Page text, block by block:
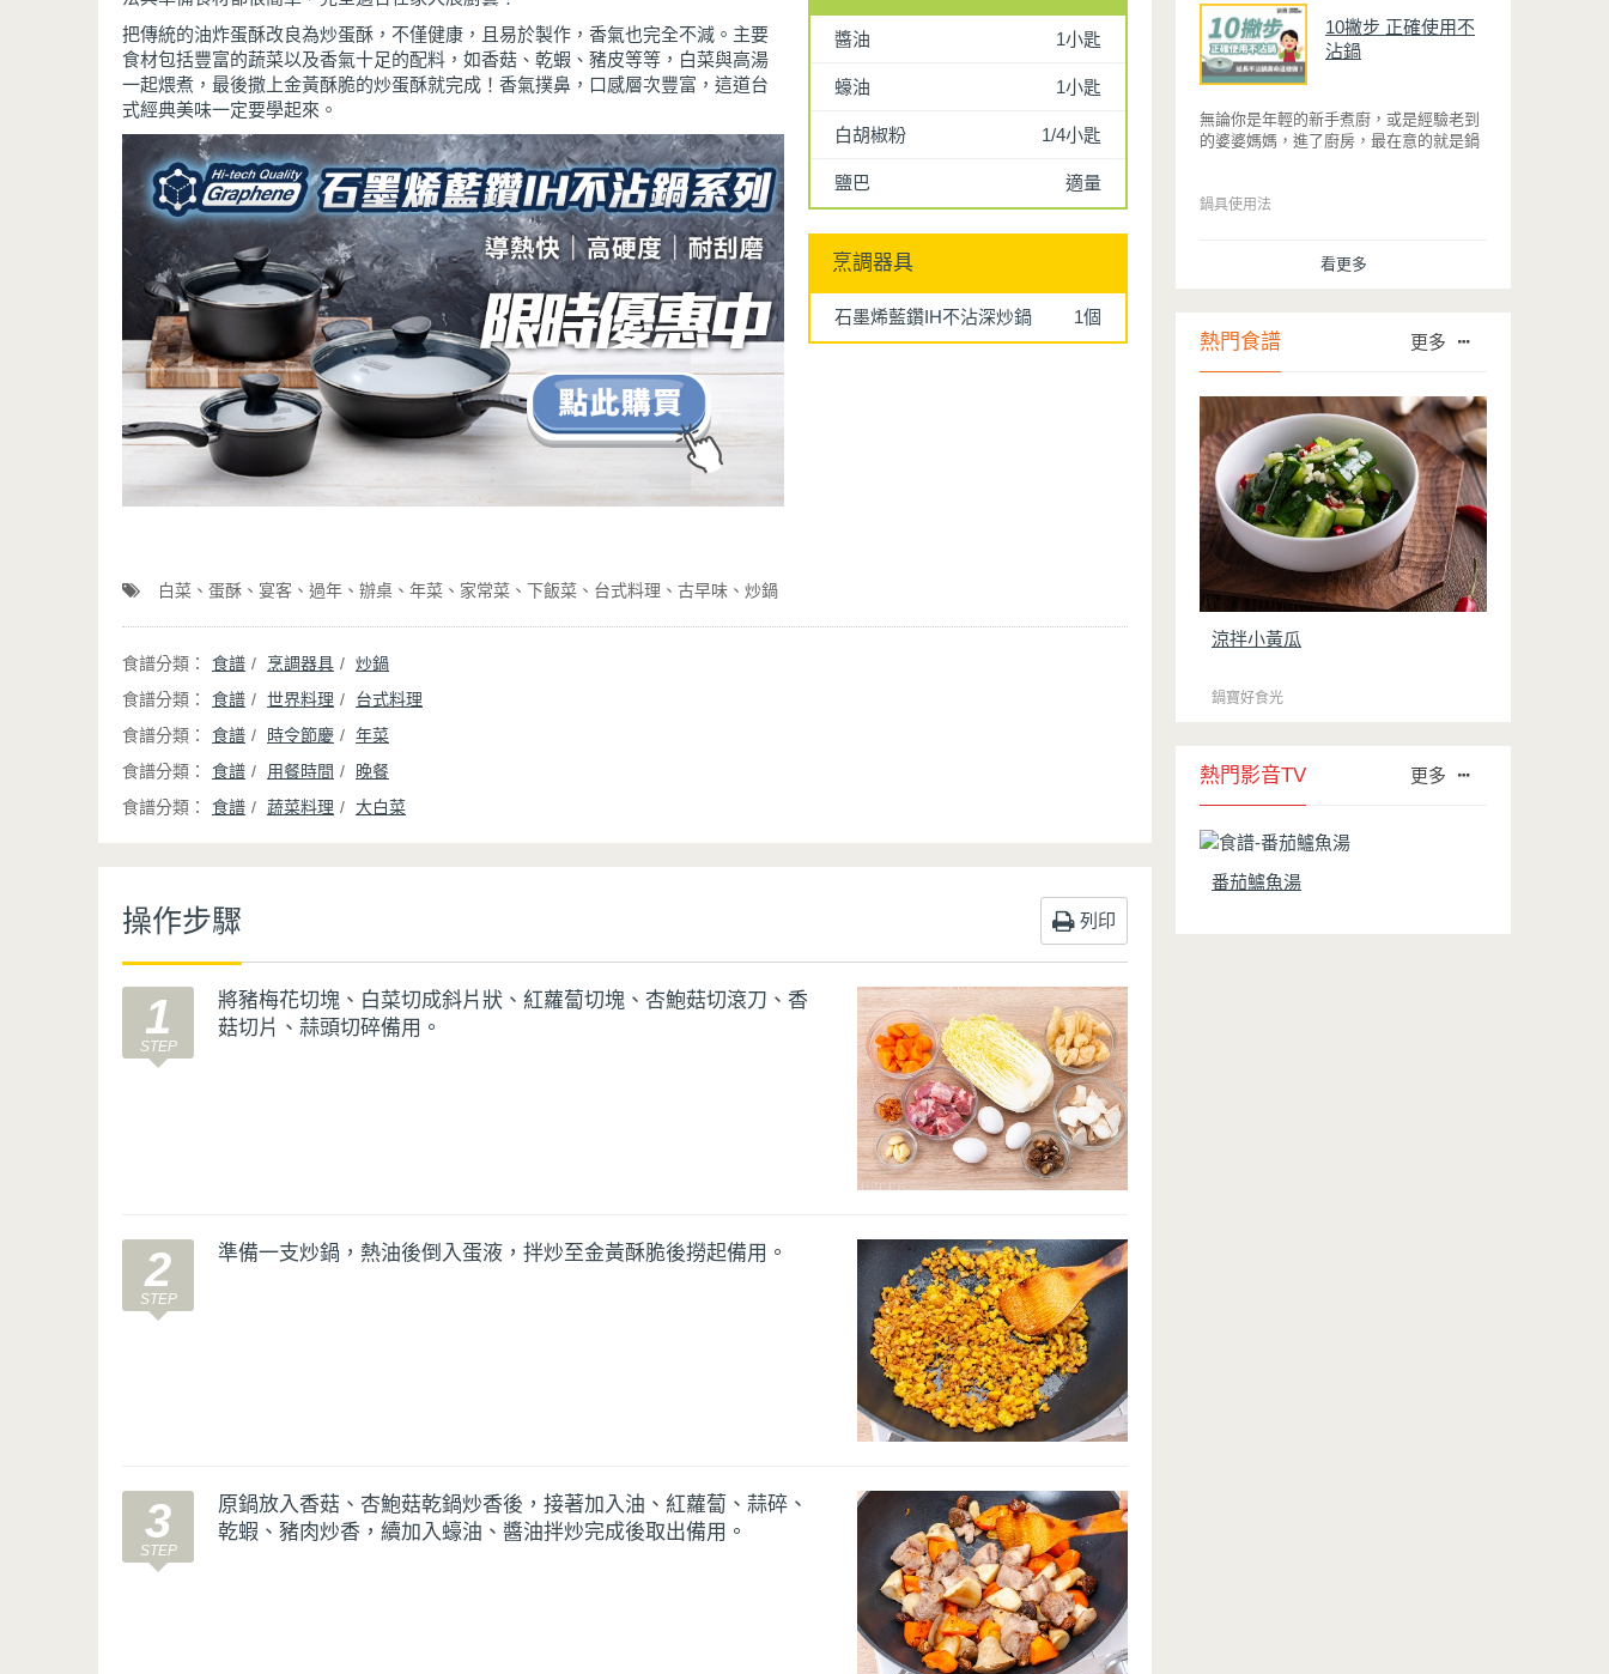
把傳統的油炸蛋酥改良為炒蛋酥，不僅健康，且易於製作，香氣也完全不減。主要
食材包括豐富的蔬菜以及香氣十足的配料，如香菇、乾蝦、豬皮等等，白菜與高湯
一起煨煮，最後撒上金黃酥脆的炒蛋酥就完成！香氣撲鼻，口感層次豐富，這道台
式經典美味一定要學起來。
醬油 1小匙
蠔油 1小匙
白胡椒粉 1/4小匙
鹽巴 適量
烹調器具
石墨烯藍鑽IH不沾深炒鍋 1個
白菜 蛋酥 宴客 過年 辦桌 年菜 家常菜 下飯菜 台式料理 古早味 炒鍋
食譜 烹調器具
炒鍋
食譜
世界料理
台式料理
食譜
時令節慶
年菜
食譜
用餐時間
晚餐
食譜
蔬菜料理 大白菜
操作步驟 列印
1
將豬梅花切塊、白菜切成斜片狀、紅蘿蔔切塊、杏鮑菇切滾刀、香
菇切片、蒜頭切碎備用。
2 準備一支炒鍋，熱油後倒入蛋液，拌炒至金黃酥脆後撈起備用。
3
原鍋放入香菇、杏鮑菇乾鍋炒香後，接著加入油、紅蘿蔔、蒜碎、
乾蝦、豬肉炒香，續加入蠔油、醬油拌炒完成後取出備用。
10撇步 正確使用不
沾鍋
無論你是年輕的新手煮廚，或是經驗老到
的婆婆媽媽，進了廚房，最在意的就是鍋
的問題後，就深受普羅大眾的喜愛，而鍋
金鑽不沾系列的鍋具，更年年穩居銷售排
您！
鍋具使用法
看更多
熱門食譜 更多
涼拌小黃瓜
鍋寶好食光
熱門影音TV 更多
番茄鱸魚湯